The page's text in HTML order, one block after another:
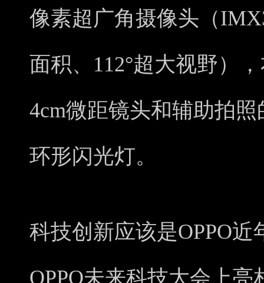
像素超广角摄像头（
面积、112°超大视野）
4cm微距镜头和辅助拍
环形闪光灯。
科技创新应该是OPPO
OPPO未来科技大会上